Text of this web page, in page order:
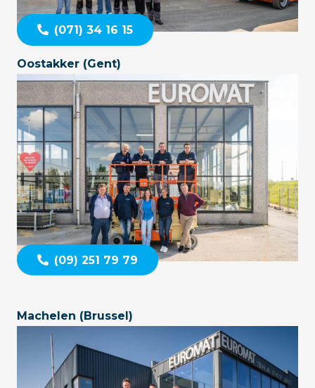
(071) 34 16 15
Oostakker (Gent)
(09) 251 79 79
Machelen (Brussel)